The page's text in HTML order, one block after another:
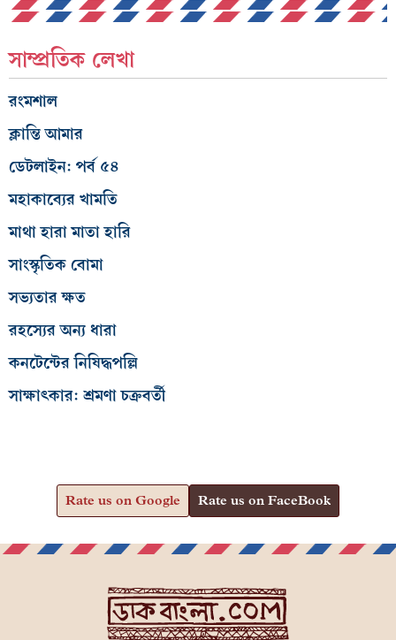
সাম্প্রতিক লেখা
রংমশাল
ক্লান্তি আমার
ডেটলাইন: পর্ব ৫৪
মহাকাব্যের খামতি
মাথা হারা মাতা হারি
সাংস্কৃতিক বোমা
সভ্যতার ক্ষত
রহস্যের অন্য ধারা
কনটেন্টের নিষিদ্ধপল্লি
সাক্ষাৎকার: শ্রমণা চক্রবর্তী
Rate us on Google Rate us on FaceBook